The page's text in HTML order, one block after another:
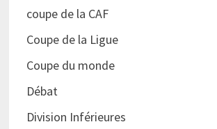
coupe de la CAF
Coupe de la Ligue
Coupe du monde
Débat
Division Inférieures